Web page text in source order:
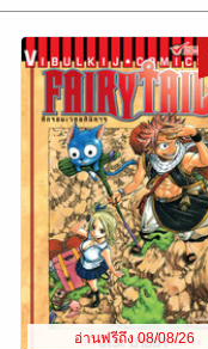
อ่านฟรีถึง 08/08/26